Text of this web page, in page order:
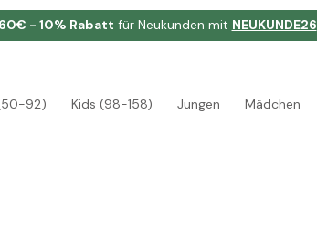
60€ - 10% Rabatt für Neukunden mit NEUKUNDE26
92) Kids (98-158) Jungen Mädchen